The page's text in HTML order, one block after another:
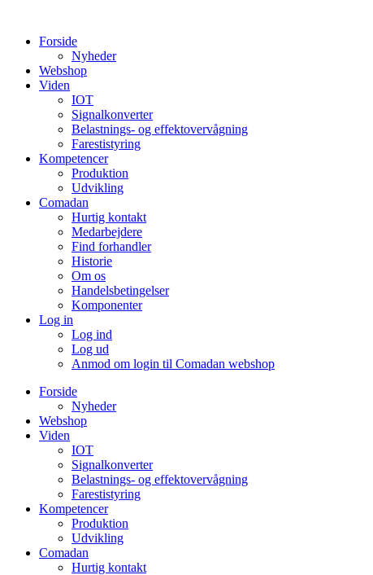
indholdForside
Nyheder
Webshop
Viden
IOT
Signalkonverter
Belastnings- og effektovervågning
Farestistyring
Kompetencer
Produktion
Udvikling
Comadan
Hurtig kontakt
Medarbejdere
Find forhandler
Historie
Om os
Handelsbetingelser
Komponenter
Log in
Log ind
Log ud
Anmod om login til Comadan webshop
Forside
Nyheder
Webshop
Viden
IOT
Signalkonverter
Belastnings- og effektovervågning
Farestistyring
Kompetencer
Produktion
Udvikling
Comadan
Hurtig kontakt